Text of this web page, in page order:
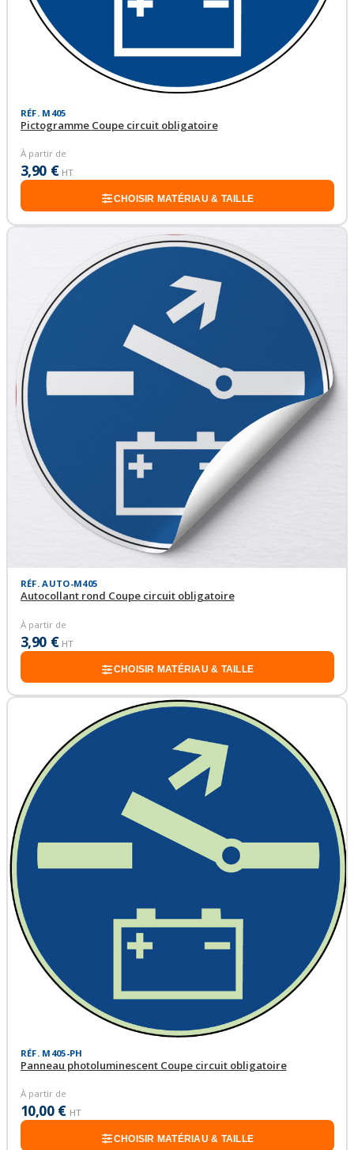
RÉF. M405
Pictogramme Coupe circuit obligatoire
À partir de
3,90 € HT
CHOISIR MATÉRIAU & TAILLE
RÉF. AUTO-M405
Autocollant rond Coupe circuit obligatoire
À partir de
3,90 € HT
CHOISIR MATÉRIAU & TAILLE
RÉF. M405-PH
Panneau photoluminescent Coupe circuit obligatoire
À partir de
10,00 € HT
CHOISIR MATÉRIAU & TAILLE